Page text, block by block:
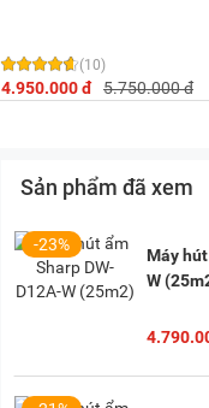
(10)
4.950.000 đ 5.750.000 đ
Sản phẩm đã xem
-23%
Máy
W